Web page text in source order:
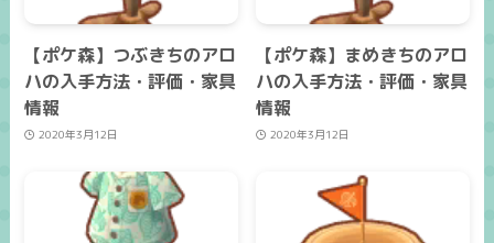
【ポケ森】つぶきちのアロ
ハの入手方法・評価・家具
情報
2020年3月12日
【ポケ森】まめきちのアロ
ハの入手方法・評価・家具
情報
2020年3月12日